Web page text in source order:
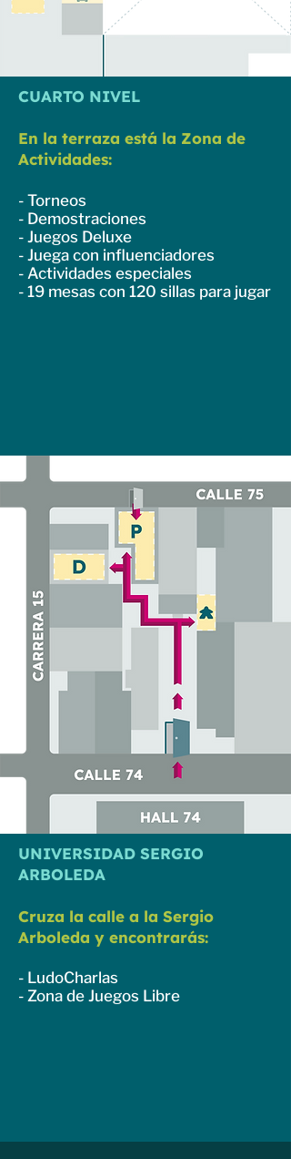
CUARTO NIVEL
En la terraza está la Zona de
Actividades:
- Torneos
- Demostraciones
- Juegos Deluxe
- Juega con influenciadores
- Actividades especiales
- 19 mesas con 120 sillas para jugar
UNIVERSIDAD SERGIO
ARBOLEDA
Cruza la calle a la Sergio
Arboleda y encontrarás:
- LudoCharlas
- Zona de Juegos Libre